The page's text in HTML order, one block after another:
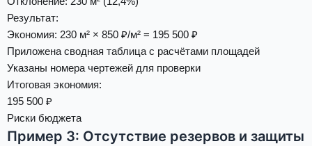
Результат:
Экономия: 230 м² × 850 ₽/м² = 195 500 ₽
Приложена сводная таблица с расчётами площадей
Указаны номера чертежей для проверки
Итоговая экономия:
195 500 ₽
Риски бюджета
Пример 3: Отсутствие резервов и защиты